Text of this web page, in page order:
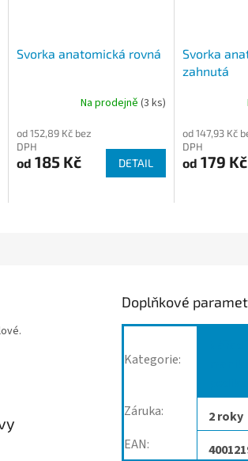
Svorka anatomická rovná
Na prodejně(3 ks)
od 152,89 Kč bez
DPH
od 185 Kč DETAIL
Svorka
zahnutá
od 147,93 Kč
DPH
od 179 Kč
Doplňkové
Kategorie:
Záruka:
2 roky
EAN: